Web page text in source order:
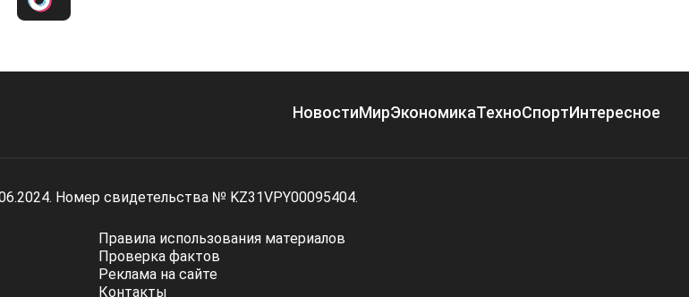
НовостиМирЭкономикаТехноСпортИнтересное
Номер свидетельства № KZ31VPY00095404.
Правила использования материалов
Проверка фактов
Реклама на сайте
Контакты